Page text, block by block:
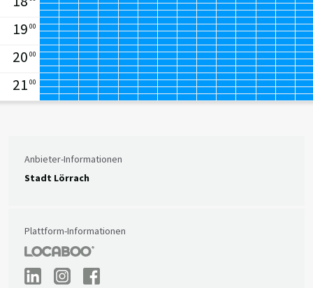
19 00
20 00
21 00
Anbieter-Informationen
Stadt Lörrach
Plattform-Informationen